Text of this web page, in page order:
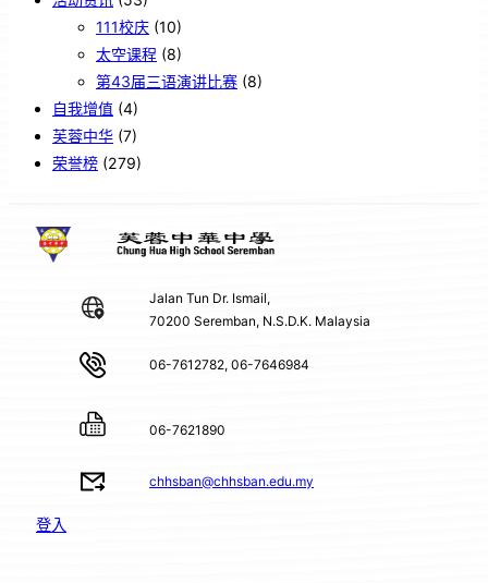
111校庆 (10)
太空课程 (8)
第43届三语演讲比赛 (8)
自我增值 (4)
芙蓉中华 (7)
荣誉榜 (279)
Jalan Tun Dr. Ismail,
70200 Seremban, N.S.D.K. Malaysia
06-7612782, 06-7646984
06-7621890
chhsban@chhsban.edu.my
登入